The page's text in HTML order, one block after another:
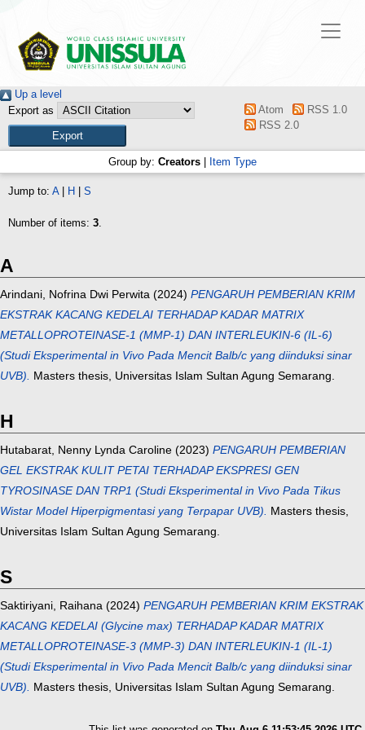
Up a level
Export as
Atom
RSS 1.0
RSS 2.0
Group by: Creators Item Type
Jump to: A| H S
Number of items: 3.
A
Arindani, Nofrina Dwi Perwita (2024) PENGARUH PEMBERIAN KRIM
EKSTRAK KACANG KEDELAI TERHADAP KADAR MATRIX
METALLOPROTEINASE-1 (MMP-1) DAN INTERLEUKIN-6 (IL-6)
(Studi Eksperimental in Vivo Pada Mencit Balb/c yang diinduksi sinar
UVB). Masters thesis, Universitas Islam Sultan Agung Semarang.
H
Hutabarat, Nenny Lynda Caroline (2023) PENGARUH PEMBERIAN
GEL EKSTRAK KULIT PETAI TERHADAP EKSPRESI GEN
TYROSINASE DAN TRP1 (Studi Eksperimental in Vivo Pada Tikus
Wistar Model Hiperpigmentasi yang Terpapar UVB). Masters thesis,
Universitas Islam Sultan Agung Semarang.
S
Saktiriyani, Raihana (2024) PENGARUH PEMBERIAN KRIM EKSTRAK
KACANG KEDELAI (Glycine max) TERHADAP KADAR MATRIX
METALLOPROTEINASE-3 (MMP-3) DAN INTERLEUKIN-1 (IL-1)
(Studi Eksperimental in Vivo Pada Mencit Balb/c yang diinduksi sinar
UVB). Masters thesis, Universitas Islam Sultan Agung Semarang.